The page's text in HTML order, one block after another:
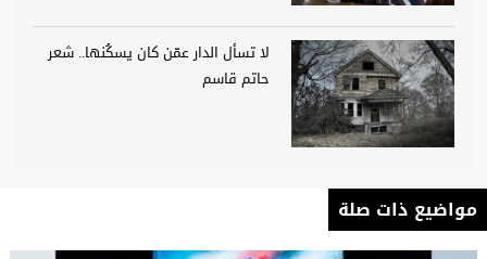
لا تسأل الدار عمّن كان يسكُنها.. شعر
حاتم قاسم
مواضيع ذات صلة